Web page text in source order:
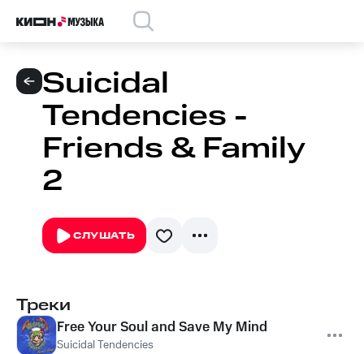
Suicidal
Tendencies -
Friends & Family
2
СЛУШАТЬ
Треки
Free Your Soul and Save My Mind
Suicidal Tendencies